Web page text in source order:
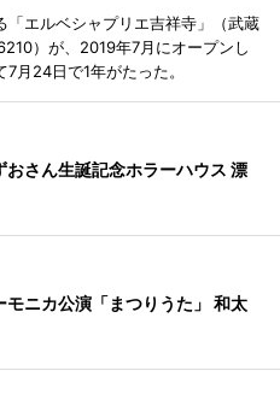
「エルベシャプリエ吉祥寺」（武蔵
）が、2019年7月にオープンし
月24日で1年がたった。
おさん生誕記念ホラーハウス 漂
モニカ公演「まつりうた」 和太